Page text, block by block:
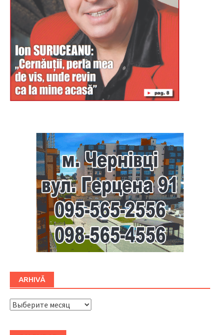
ARHIVĂ
ARHIVĂ